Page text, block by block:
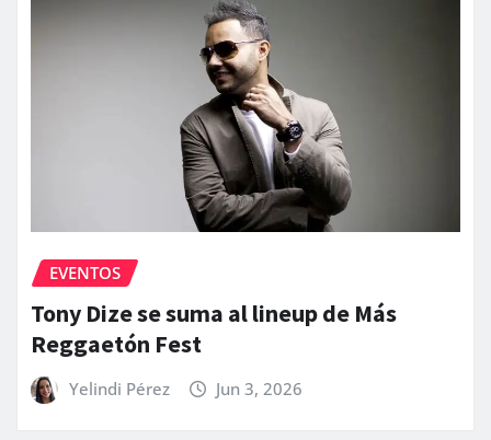
EVENTOS
Tony Dize se suma al lineup de Más
Reggaetón Fest
Yelindi Pérez Jun 3, 2026